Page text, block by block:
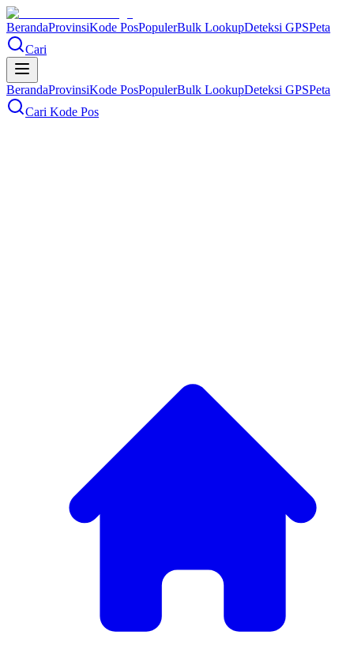
BerandaProvinsiKode PosPopulerBulk LookupDeteksi GPSPeta
Cari
BerandaProvinsiKode PosPopulerBulk LookupDeteksi GPSPeta
Cari Kode Pos